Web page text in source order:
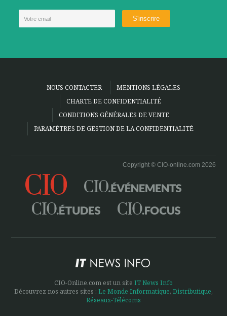
NOUS CONTACTER
MENTIONS LÉGALES
CHARTE DE CONFIDENTIALITÉ
CONDITIONS GÉNÉRALES DE VENTE
PARAMÈTRES DE GESTION DE LA CONFIDENTIALITÉ
Copyright © CIO-online.com 2026
CIO-Online.com est un site IT News Info
Découvrez nos autres sites : Le Monde Informatique, Distributique,
Réseaux-Télécoms